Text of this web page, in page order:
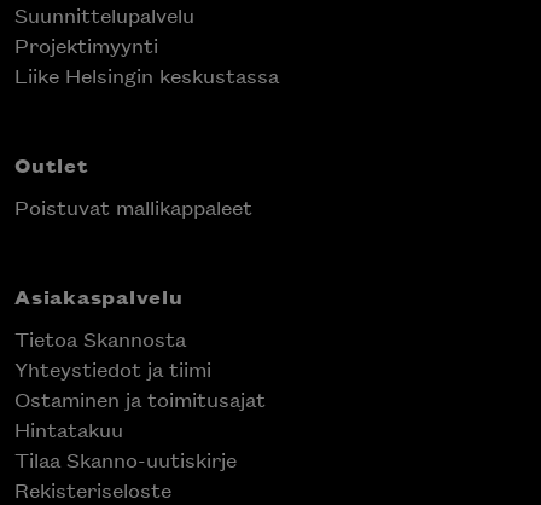
Suunnittelupalvelu
Projektimyynti
Liike Helsingin keskustassa
Outlet
Poistuvat mallikappaleet
Asiakaspalvelu
Tietoa Skannosta
Yhteystiedot ja tiimi
Ostaminen ja toimitusajat
Hintatakuu
Tilaa Skanno-uutiskirje
Rekisteriseloste